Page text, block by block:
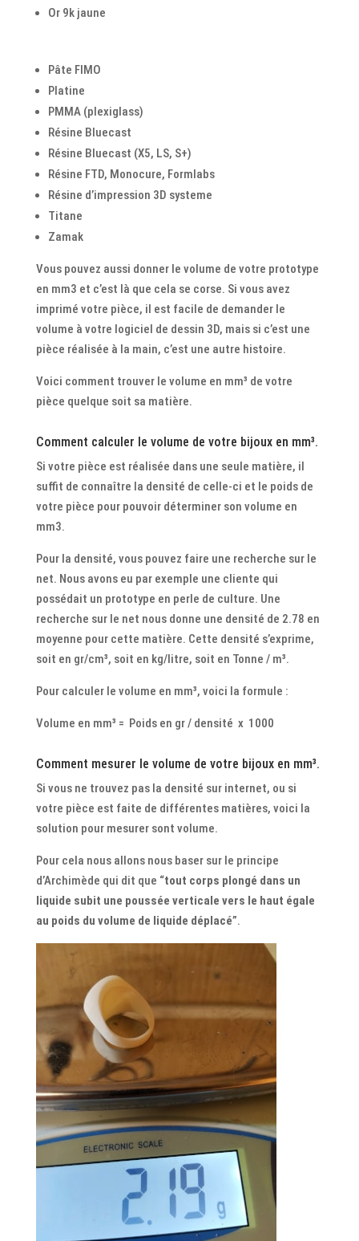
Or 9k jaune
Pâte FIMO
Platine
PMMA (plexiglass)
Résine Bluecast
Résine Bluecast (X5, LS, S+)
Résine FTD, Monocure, Formlabs
Résine d’impression 3D systeme
Titane
Zamak
Vous pouvez aussi donner le volume de votre prototype
en mm3 et c’est là que cela se corse. Si vous avez
imprimé votre pièce, il est facile de demander le
volume à votre logiciel de dessin 3D, mais si c’est une
pièce réalisée à la main, c’est une autre histoire.
Voici comment trouver le volume en mm³ de votre
pièce quelque soit sa matière.
Comment calculer le volume de votre bijoux en mm³.
Si votre pièce est réalisée dans une seule matière, il
suffit de connaître la densité de celle-ci et le poids de
votre pièce pour pouvoir déterminer son volume en
mm3.
Pour la densité, vous pouvez faire une recherche sur le
net. Nous avons eu par exemple une cliente qui
possédait un prototype en perle de culture. Une
recherche sur le net nous donne une densité de 2.78 en
moyenne pour cette matière. Cette densité s’exprime,
soit en gr/cm³, soit en kg/litre, soit en Tonne / m³.
Pour calculer le volume en mm³, voici la formule :
Volume en mm³ = Poids en gr / densité x 1000
Comment mesurer le volume de votre bijoux en mm³.
Si vous ne trouvez pas la densité sur internet, ou si
votre pièce est faite de différentes matières, voici la
solution pour mesurer sont volume.
Pour cela nous allons nous baser sur le principe
d’Archimède qui dit que “tout corps plongé dans un
liquide subit une poussée verticale vers le haut égale
au poids du volume de liquide déplacé”.